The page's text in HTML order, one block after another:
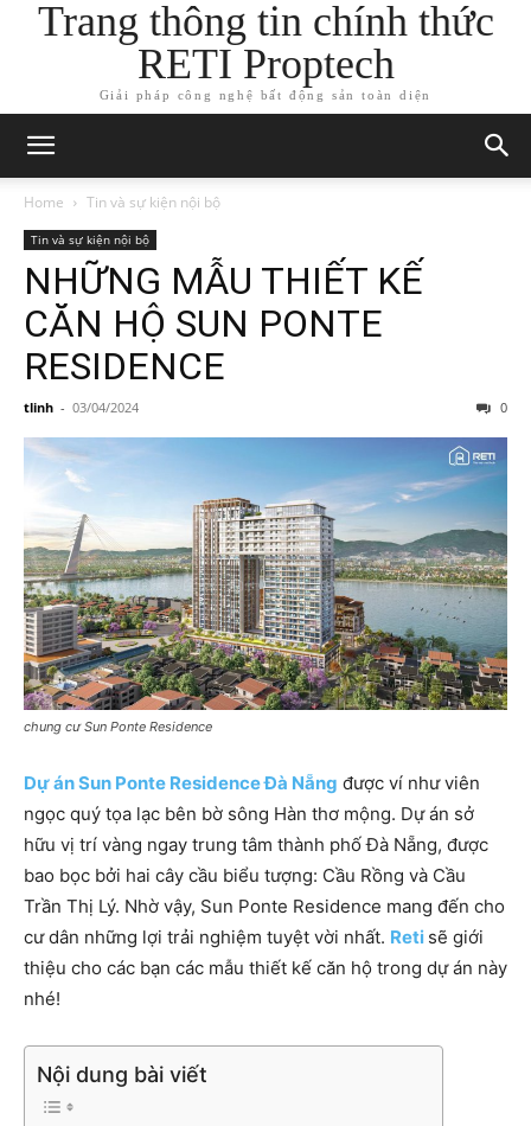
Trang thông tin chính thức
RETI Proptech
Giải pháp công nghệ bất động sản toàn diện
Home Tin và sự kiện nội bộ
Tin và sự kiện nội bộ
NHỮNG MẪU THIẾT KẾ
CĂN HỘ SUN PONTE
RESIDENCE
tlinh - 03/04/2024 0
chung cư Sun Ponte Residence
Dự án Sun Ponte Residence Đà Nẵng được ví như viên
ngọc quý tọa lạc bên bờ sông Hàn thơ mộng. Dự án sở
hữu vị trí vàng ngay trung tâm thành phố Đà Nẵng, được
bao bọc bởi hai cây cầu biểu tượng: Cầu Rồng và Cầu
Trần Thị Lý. Nhờ vậy, Sun Ponte Residence mang đến cho
cư dân những lợi trải nghiệm tuyệt vời nhất. Reti sẽ giới
thiệu cho các bạn các mẫu thiết kế căn hộ trong dự án này
nhé!
Nội dung bài viết